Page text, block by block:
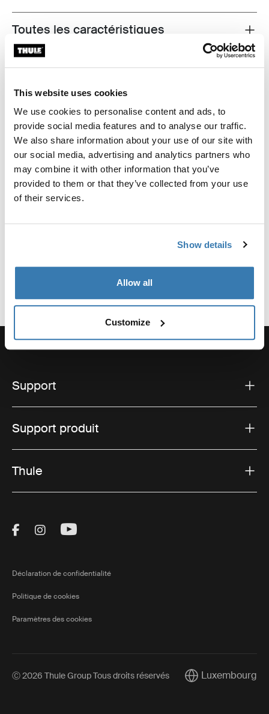
This website uses cookies
We use cookies to personalise content and ads, to
provide social media features and to analyse our traffic.
We also share information about your use of our site with
our social media, advertising and analytics partners who
may combine it with other information that you’ve
provided to them or that they’ve collected from your use
of their services.
Show details
Allow all
Customize
Toggle features
Toutes les caractéristiques
Caractéristiques techniques
Toggle guides and instructions
Instructions
Informations de fabrication
Marque déposée : Thule Sweden AB
Nom du fabricant : Thule Sweden
Adresse du fabricant : Borggatan 5, 335 73 Hillerstorp,
E-mail : support@thule.com
Support
Support produit
Thule
Visit Thule on Facebook (external link)
Visit Thule on Instagram (external link)
Visit Thule on Youtube (external
Déclaration de confidentialité
Politique de cookies
Paramètres des cookies
Ⓒ 2026 Thule Group Tous droits réservés Current market/
Luxembourg